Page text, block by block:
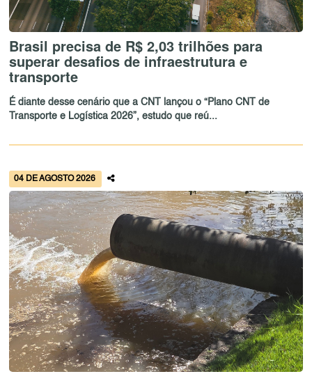
Brasil precisa de R$ 2,03 trilhões para
superar desafios de infraestrutura e
transporte
É diante desse cenário que a CNT lançou o “Plano CNT de
Transporte e Logística 2026”, estudo que reú...
04 DE AGOSTO 2026